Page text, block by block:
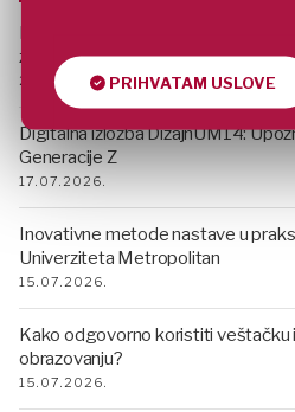
za buduće karijere
23.07.2026.
Digitalna izložba DizajnUM14:
Generacije Z
17.07.2026.
Inovativne metode nastave u
Univerziteta Metropolitan
15.07.2026.
Kako odgovorno koristiti veštačku
obrazovanju?
15.07.2026.
PRIHVATAM USLOVE